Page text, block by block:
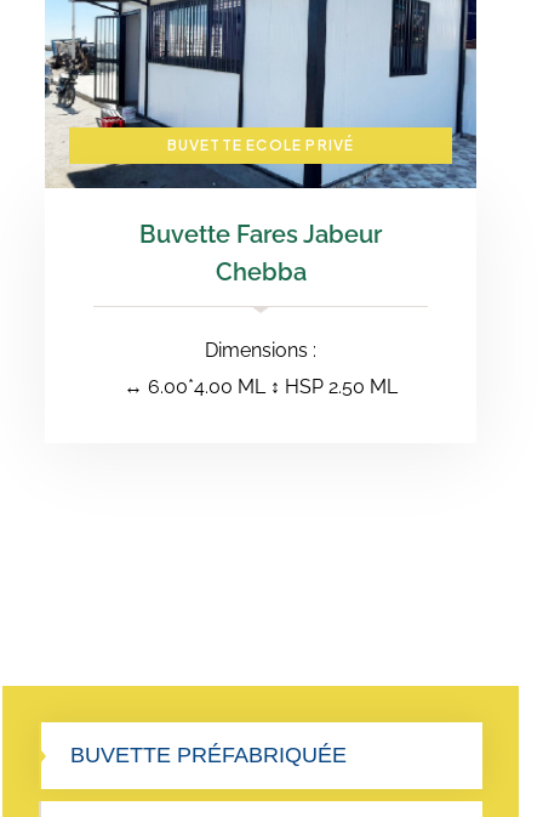
BUVETTE ECOLE PRIVÉ
Buvette Fares Jabeur
Chebba
Dimensions :
↔️ 6.00*4.00 ML ↕️ HSP 2.50 ML
BUVETTE PRÉFABRIQUÉE